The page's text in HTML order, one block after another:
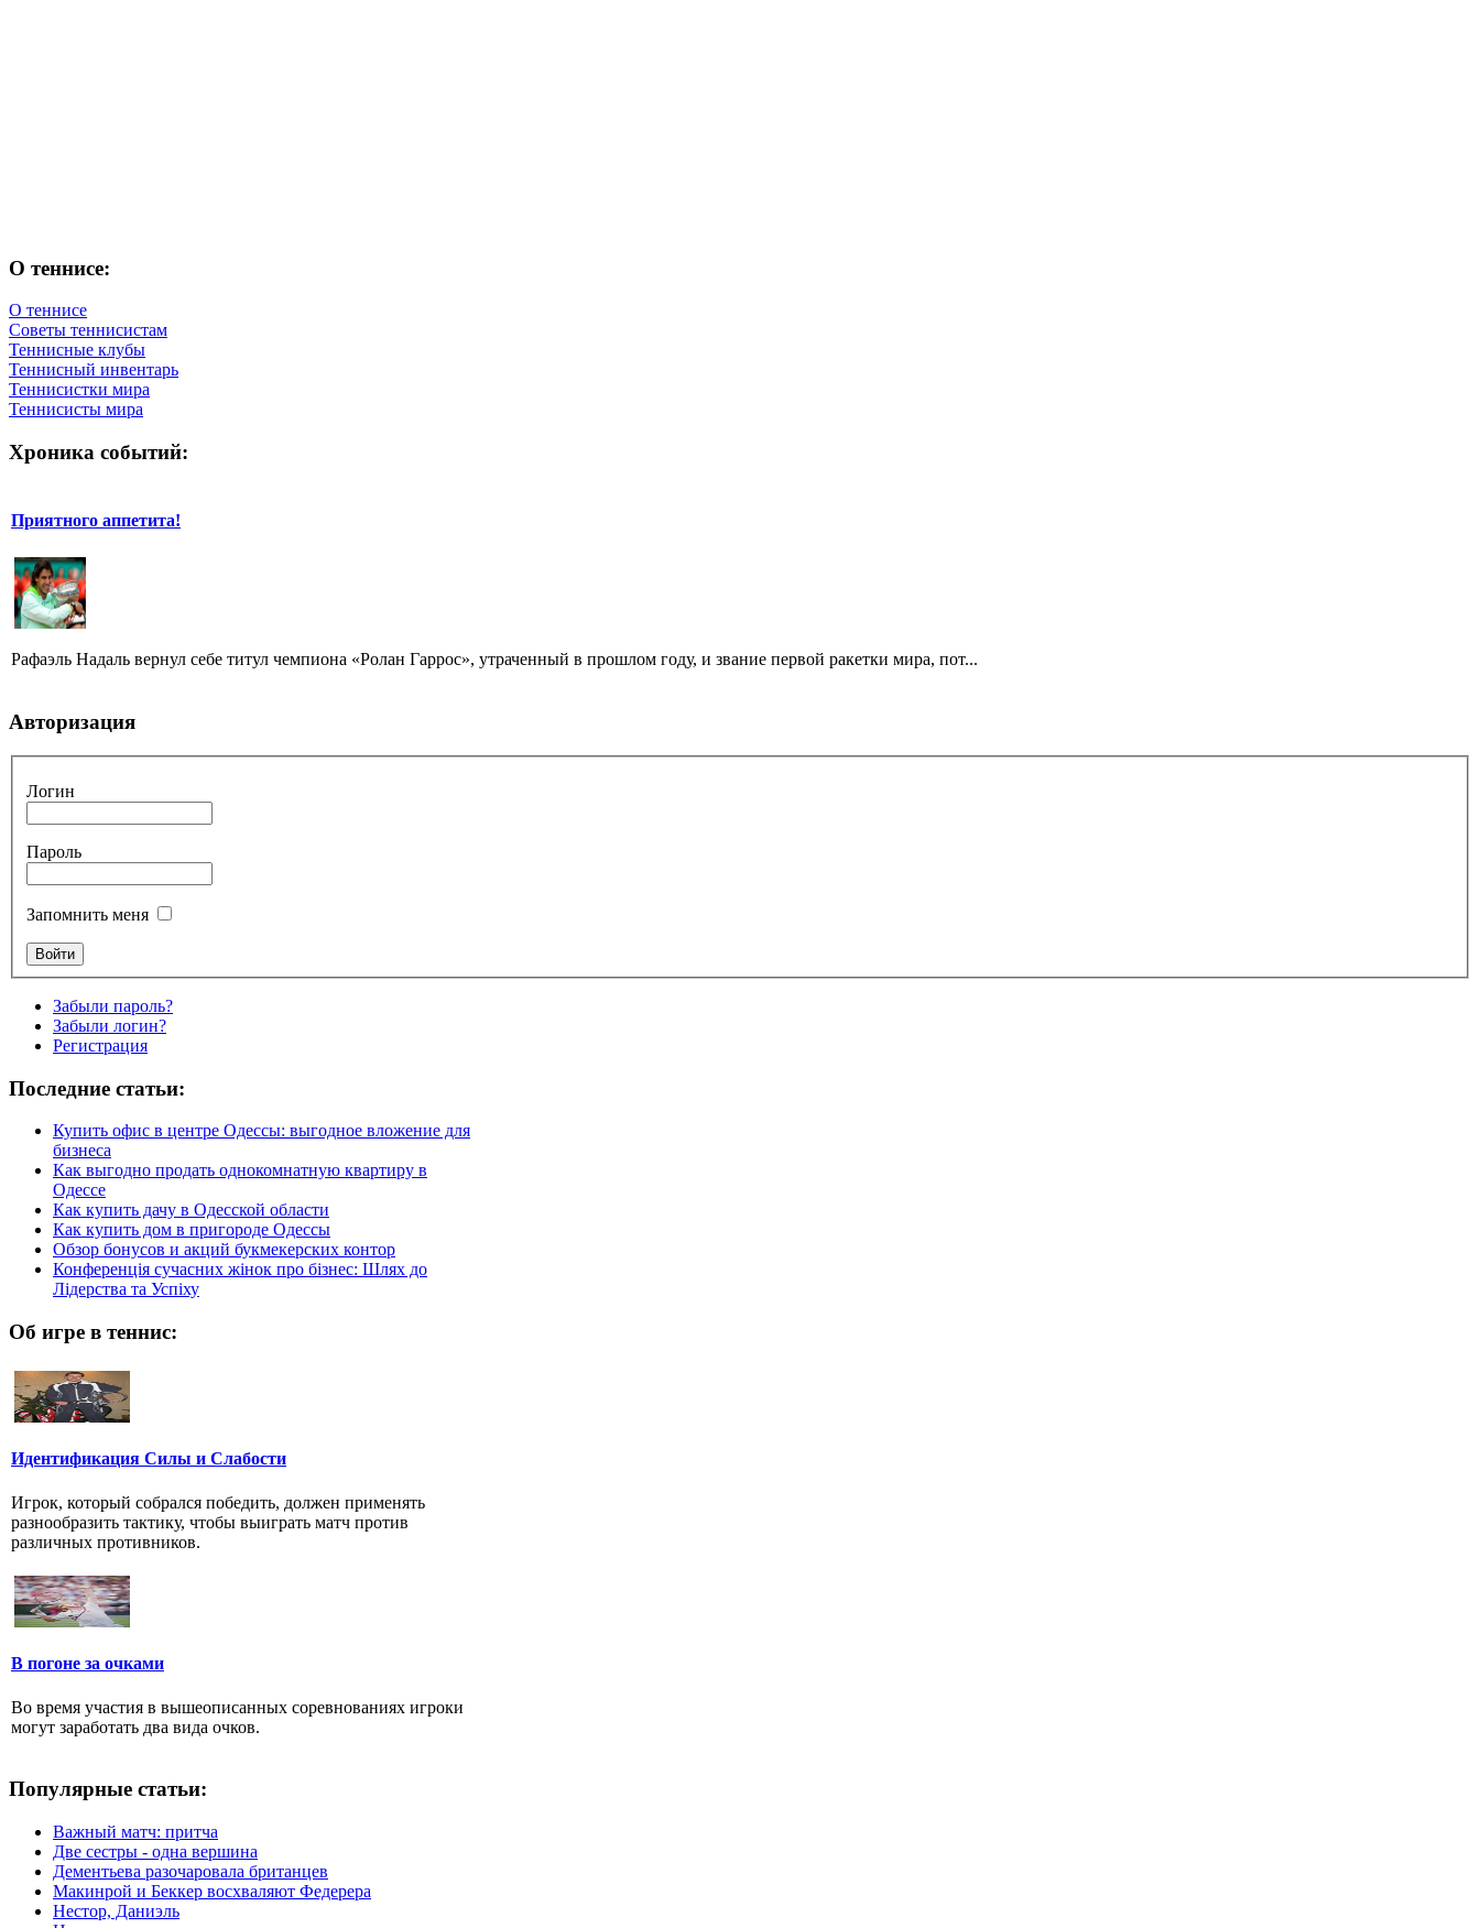
О теннисе:
О теннисе
Советы теннисистам
Теннисные клубы
Теннисный инвентарь
Теннисистки мира
Теннисисты мира
Хроника событий:
Приятного аппетита!
Рафаэль Надаль вернул себе титул чемпиона «Ролан Гаррос», утраченный в прошлом году, и звание первой ракетки мира, пот...
Авторизация
Логин
Пароль
Запомнить меня
Забыли пароль?
Забыли логин?
Регистрация
Последние статьи:
Купить офис в центре Одессы: выгодное вложение для
бизнеса
Как выгодно продать однокомнатную квартиру в
Одессе
Как купить дачу в Одесской области
Как купить дом в пригороде Одессы
Обзор бонусов и акций букмекерских контор
Конференція сучасних жінок про бізнес: Шлях до
Лідерства та Успіху
Об игре в теннис:
Идентификация Силы и Слабости
Игрок, который собрался победить, должен применять
разнообразить тактику, чтобы выиграть матч против
различных противников.
В погоне за очками
Во время участия в вышеописанных соревнованиях игроки
могут заработать два вида очков.
Популярные статьи:
Важный матч: притча
Две сестры - одна вершина
Дементьева разочаровала британцев
Макинрой и Беккер восхваляют Федерера
Нестор, Даниэль